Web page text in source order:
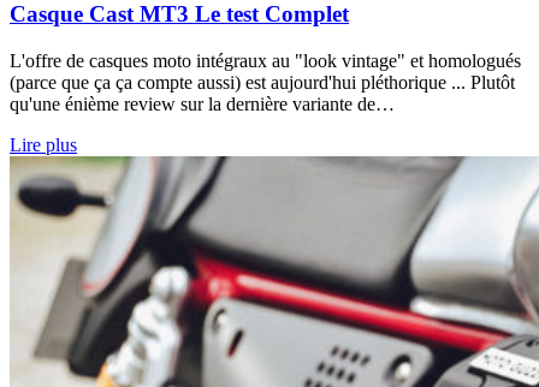
Casque Cast MT3 Le test Complet
L'offre de casques moto intégraux au "look vintage" et homologués
(parce que ça ça compte aussi) est aujourd'hui pléthorique ... Plutôt
qu'une énième review sur la dernière variante de…
Lire plus